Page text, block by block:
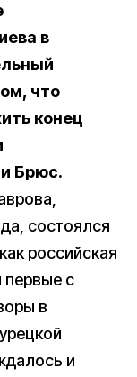
в
что
конец
Брюс.
состоялся
российская
первые с
в
и